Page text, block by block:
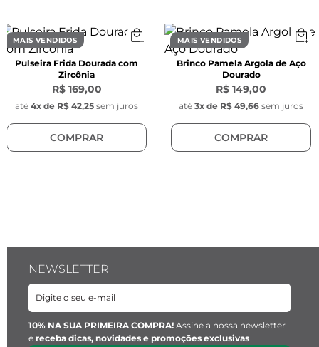
Fecho: Lagosta
Material: Aço inoxidável
Pingente Retangular com Pedra:
Pérola:
Espessura: 0,7 mm
Material: Pérola natural de água doce.
MAIS VENDIDOS
Pulseira Frida Dourada com
Zircônia
R$ 169,00
até 4x de R$ 42,25 sem juros
COMPRAR
MAIS VENDIDOS
Brinco Pamela Argola de Aço
Dourado
R$ 149,00
até 3x de R$ 49,66 sem juros
COMPRAR
NEWSLETTER
10% NA SUA PRIMEIRA COMPRA! Assine a nossa newsletter
e receba dicas, novidades e promoções exclusivas